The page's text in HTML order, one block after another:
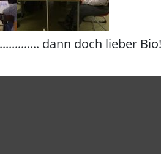
dann doch lieber Bio!